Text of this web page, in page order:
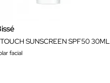
SUNSCREEN SPF50 30ML
facial